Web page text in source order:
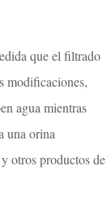
que el filtrado
modificaciones,
agua mientras
una orina
otros productos de